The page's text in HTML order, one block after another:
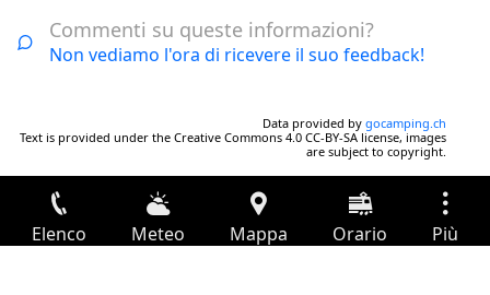
Commenti su queste informazioni?
Non vediamo l'ora di ricevere il suo feedback!
Data provided by gocamping.ch
Text is provided under the Creative Commons 4.0 CC-BY-SA license, images
are subject to copyright.
Elenco Meteo Mappa Orario Più